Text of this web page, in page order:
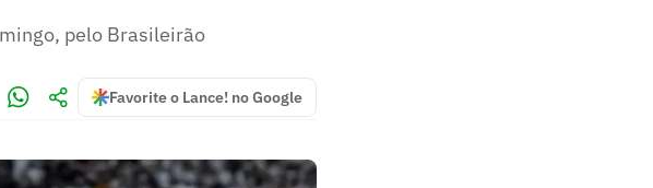
pelo Brasileirão
Favorite o Lance! no Google